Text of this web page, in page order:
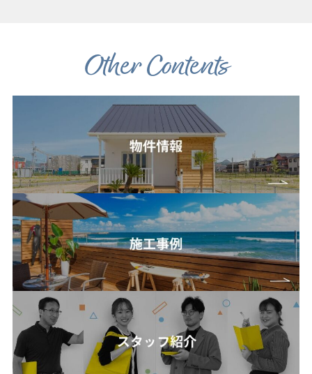
Other Contents